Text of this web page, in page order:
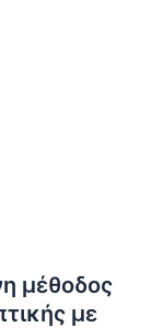
μέθοδος
με